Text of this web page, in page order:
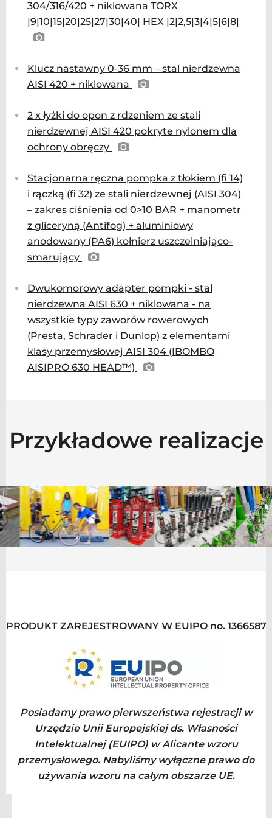
304/316/420 + niklowana TORX
|9|10|15|20|25|27|30|40| HEX |2|2,5|3|4|5|6|8|
Klucz nastawny 0-36 mm – stal nierdzewna
AISI 420 + niklowana
2 x łyżki do opon z rdzeniem ze stali
nierdzewnej AISI 420 pokryte nylonem dla
ochrony obręczy
Stacjonarna ręczna pompka z tłokiem (fi 14)
i rączką (fi 32) ze stali nierdzewnej (AISI 304)
– zakres ciśnienia od 0>10 BAR + manometr
z gliceryną (Antifog) + aluminiowy
anodowany (PA6) kołnierz uszczelniająco-
smarujący
Dwukomorowy adapter pompki - stal
nierdzewna AISI 630 + niklowana - na
wszystkie typy zaworów rowerowych
(Presta, Schrader i Dunlop) z elementami
klasy przemysłowej AISI 304 (IBOMBO
AISIPRO 630 HEAD™)
Przykładowe realizacje
PRODUKT ZAREJESTROWANY W EUIPO no. 1366587
Posiadamy prawo pierwszeństwa rejestracji w
Urzędzie Unii Europejskiej ds. Własności
Intelektualnej (EUIPO) w Alicante wzoru
przemysłowego. Nabyliśmy wyłączne prawo do
używania wzoru na całym obszarze UE.